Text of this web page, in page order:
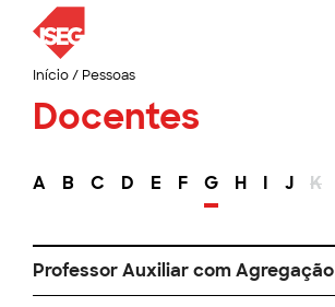
Início/ Pessoas
Docentes
A B C D E F G H I J K
Professor Auxiliar com Agregação